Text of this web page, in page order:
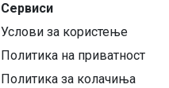
Сервиси
Услови за користење
Политика на приватност
Политика за колачиња